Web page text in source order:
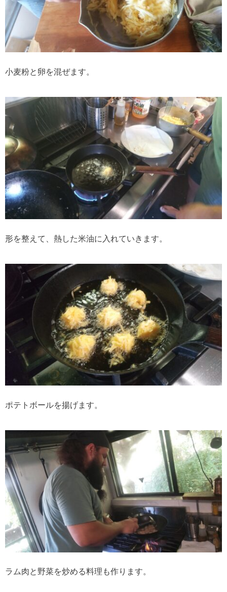
小麦粉と卵を混ぜます。
形を整えて、熱した米油に入れていきます。
ポテトボールを揚げます。
ラム肉と野菜を炒める料理も作ります。